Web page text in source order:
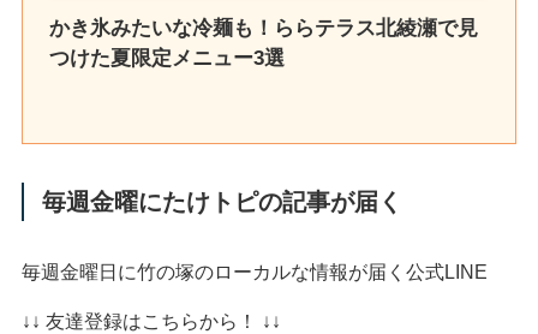
かき氷みたいな冷麺も！ららテラス北綾瀬で見
つけた夏限定メニュー3選
毎週金曜にたけトピの記事が届く
毎週金曜日に竹の塚のローカルな情報が届く公式LINE
↓↓ 友達登録はこちらから！ ↓↓